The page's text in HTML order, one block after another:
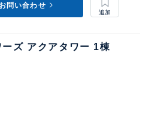
お問い合わせ
ズ アクアタワー 1棟